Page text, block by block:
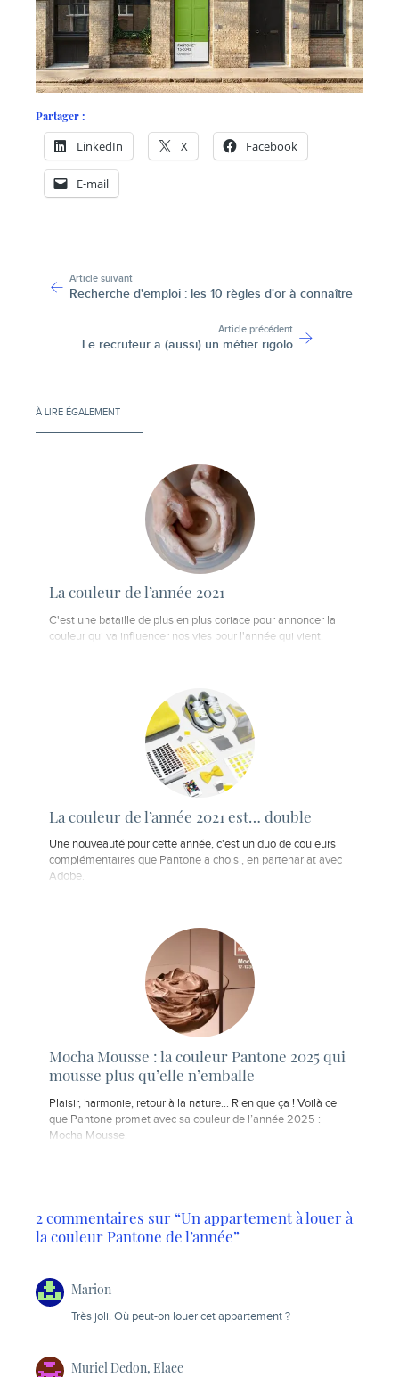
Partager :
LinkedIn X Facebook
E-mail
Article suivant
Recherche d'emploi : les 10 règles d'or à connaître
Article précédent
Le recruteur a (aussi) un métier rigolo
À LIRE ÉGALEMENT
La couleur de l’année 2021
C'est une bataille de plus en plus coriace pour annoncer la
couleur qui va influencer nos vies pour l'année qui vient.
La couleur de l’année 2021 est… double
Une nouveauté pour cette année, c'est un duo de couleurs
complémentaires que Pantone a choisi, en partenariat avec
Adobe.
Mocha Mousse : la couleur Pantone 2025 qui
mousse plus qu’elle n’emballe
Plaisir, harmonie, retour à la nature… Rien que ça ! Voilà ce
que Pantone promet avec sa couleur de l’année 2025 :
Mocha Mousse.
2 commentaires sur “Un appartement à louer à
la couleur Pantone de l’année”
Marion
Très joli. Où peut-on louer cet appartement ?
Muriel Dedon, Elaee